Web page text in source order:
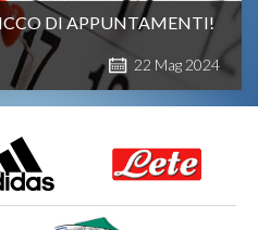
DI APPUNTAMENTI!
22 Mag 2024